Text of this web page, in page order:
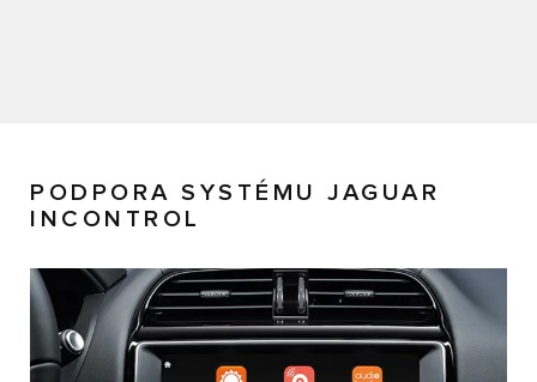
PODPORA SYSTÉMU JAGUAR
INCONTROL